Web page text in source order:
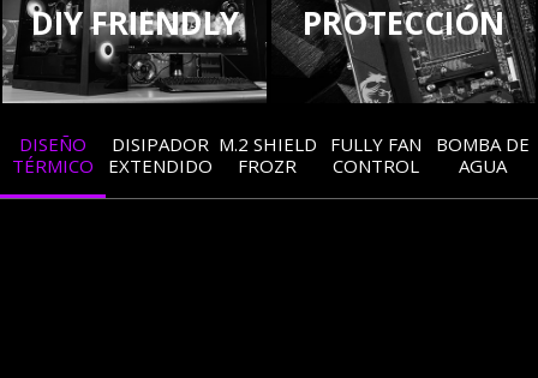
DIY FRIENDLY PROTECCIÓN
DISEÑO
TÉRMICO
DISIPADOR
EXTENDIDO
M.2 SHIELD
FROZR
FULLY FAN
CONTROL
BOMBA DE
AGUA